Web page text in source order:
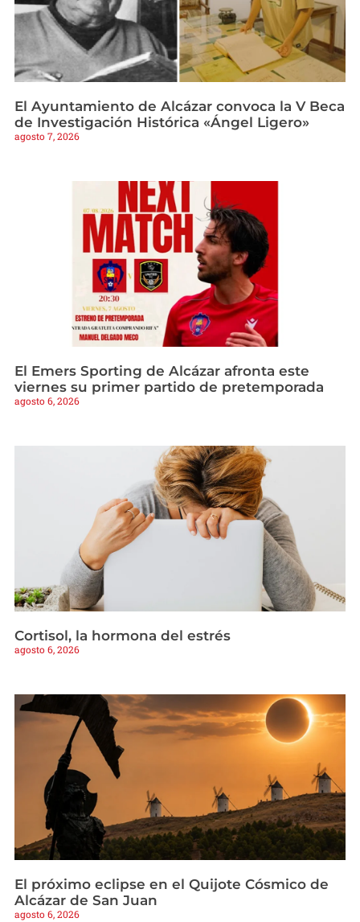
El Ayuntamiento de Alcázar convoca la V Beca
de Investigación Histórica «Ángel Ligero»
agosto 7, 2026
El Emers Sporting de Alcázar afronta este
viernes su primer partido de pretemporada
agosto 6, 2026
Cortisol, la hormona del estrés
agosto 6, 2026
El próximo eclipse en el Quijote Cósmico de
Alcázar de San Juan
agosto 6, 2026